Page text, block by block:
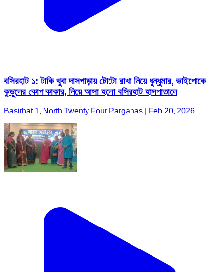
বসিরহাট ১: টাকি থুবা দাসপাড়ায় টোটো রাখা নিয়ে ধুন্ধুমার, ভাইপোকে
কুড়ুলের কোপ কাকার, নিয়ে আসা হলো বসিরহাট হাসপাতালে
Basirhat 1, North Twenty Four Parganas | Feb 20, 2026